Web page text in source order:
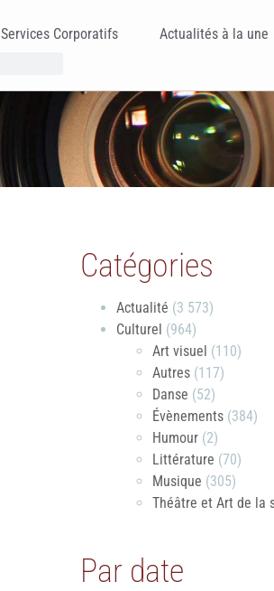
Services Corporatifs Actualités à la une
Catégories
Actualité (3 573)
Culturel (964)
Art visuel (110)
Autres(117)
Danse (52)
Évènements(384)
Humour(2)
Littérature (70)
Musique (305)
Théâtre et Art de la
Par date